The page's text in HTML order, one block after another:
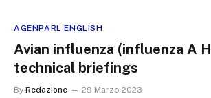
AGENPARL ENGLISH
Avian influenza (influenza A
technical briefings
By Redazione 29 Marzo 2023